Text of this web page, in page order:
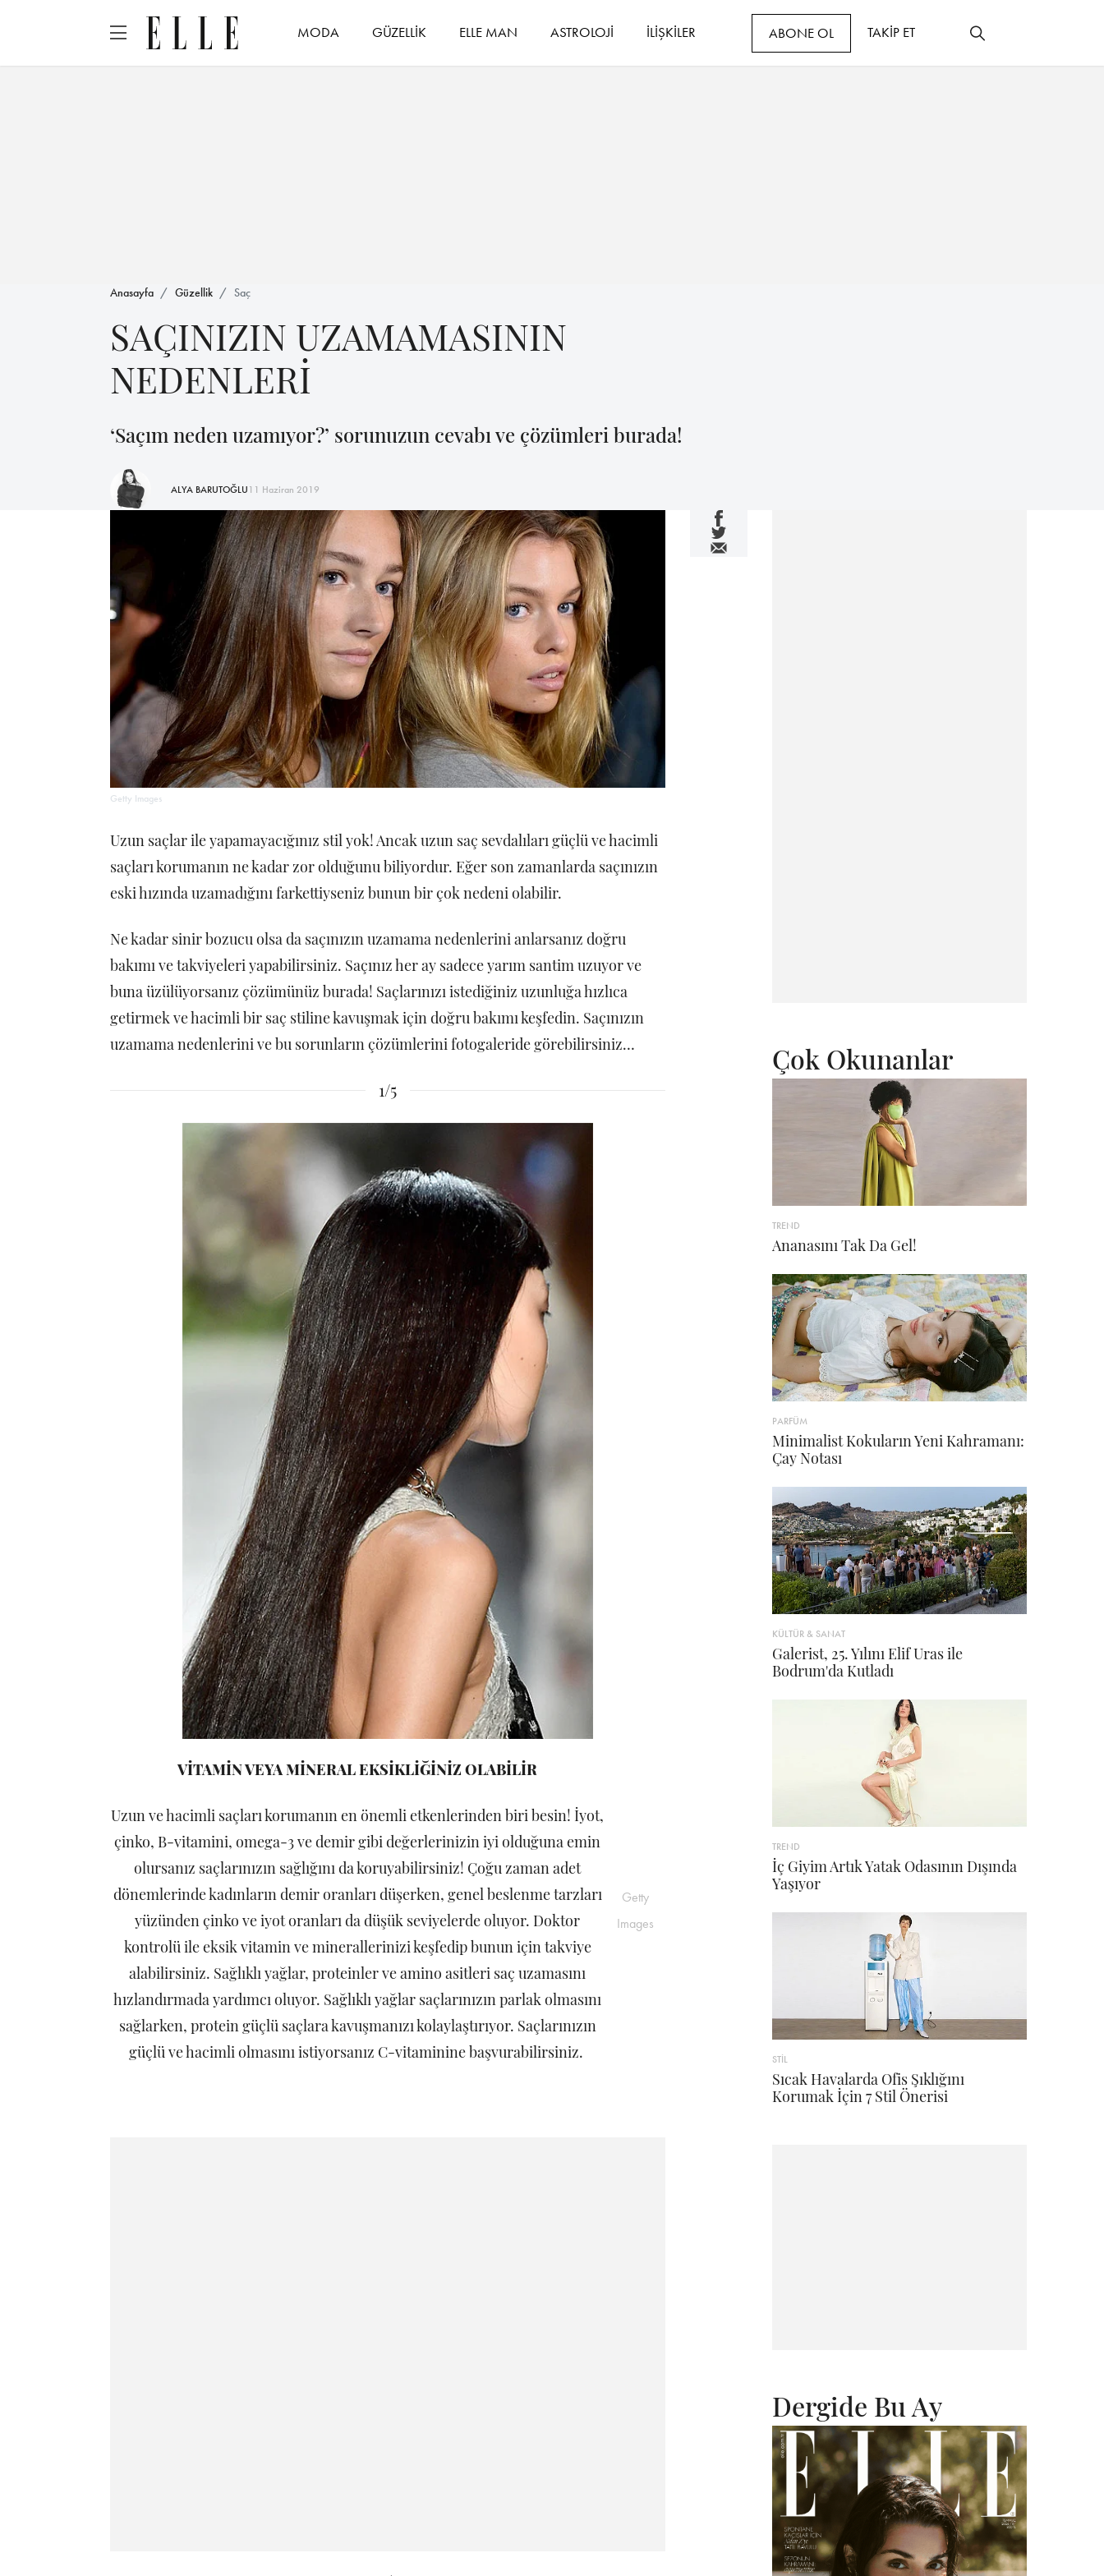
MODA GÜZELLİK ELLE MAN ASTROLOJİ İLİŞKİLER ABONE OL TAKİP ET
Anasayfa Güzellik Saç
SAÇINIZIN UZAMAMASININ
NEDENLERİ
‘Saçım neden uzamıyor?’ sorunuzun cevabı ve çözümleri burada!
ALYA BARUTOĞLU11 Haziran 2019
Getty Images
Uzun saçlar ile yapamayacığınız stil yok! Ancak uzun saç sevdalıları güçlü ve hacimli
saçları korumanın ne kadar zor olduğunu biliyordur. Eğer son zamanlarda saçınızın
eski hızında uzamadığını farkettiyseniz bunun bir çok nedeni olabilir.
Ne kadar sinir bozucu olsa da saçınızın uzamama nedenlerini anlarsanız doğru
bakımı ve takviyeleri yapabilirsiniz. Saçınız her ay sadece yarım santim uzuyor ve
buna üzülüyorsanız çözümünüz burada! Saçlarınızı istediğiniz uzunluğa hızlıca
getirmek ve hacimli bir saç stiline kavuşmak için doğru bakımı keşfedin. Saçınızın
uzamama nedenlerini ve bu sorunların çözümlerini fotogaleride görebilirsiniz…
1/5
VİTAMİN VEYA MİNERAL EKSİKLİĞİNİZ OLABİLİR
Uzun ve hacimli saçları korumanın en önemli etkenlerinden biri besin! İyot,
çinko, B-vitamini, omega-3 ve demir gibi değerlerinizin iyi olduğuna emin
olursanız saçlarınızın sağlığını da koruyabilirsiniz! Çoğu zaman adet
dönemlerinde kadınların demir oranları düşerken, genel beslenme tarzları
yüzünden çinko ve iyot oranları da düşük seviyelerde oluyor. Doktor
kontrolü ile eksik vitamin ve minerallerinizi keşfedip bunun için takviye
alabilirsiniz. Sağlıklı yağlar, proteinler ve amino asitleri saç uzamasını
hızlandırmada yardımcı oluyor. Sağlıklı yağlar saçlarınızın parlak olmasını
sağlarken, protein güçlü saçlara kavuşmanızı kolaylaştırıyor. Saçlarınızın
güçlü ve hacimli olmasını istiyorsanız C-vitaminine başvurabilirsiniz.
Getty
Images
Çok Okunanlar
TREND
Ananasını Tak Da Gel!
PARFÜM
Minimalist Kokuların Yeni Kahramanı:
Çay Notası
KÜLTÜR & SANAT
Galerist, 25. Yılını Elif Uras ile
Bodrum'da Kutladı
TREND
İç Giyim Artık Yatak Odasının Dışında
Yaşıyor
STİL
Sıcak Havalarda Ofis Şıklığını
Korumak İçin 7 Stil Önerisi
Dergide Bu Ay